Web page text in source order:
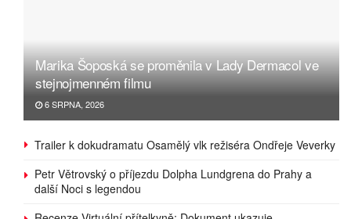
Marika Šoposká se proměnila v Lady Dermacol ve
stejnojmenném filmu
6 SRPNA, 2026
Trailer k dokudramatu Osamělý vlk režiséra Ondřeje Veverky
Petr Větrovský o příjezdu Dolpha Lundgrena do Prahy a
další Noci s legendou